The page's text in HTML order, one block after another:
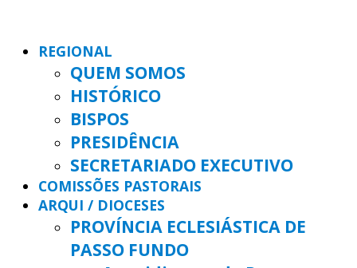
REGIONAL
QUEM SOMOS
HISTÓRICO
BISPOS
PRESIDÊNCIA
SECRETARIADO EXECUTIVO
COMISSÕES PASTORAIS
ARQUI / DIOCESES
PROVÍNCIA ECLESIÁSTICA DE
PASSO FUNDO